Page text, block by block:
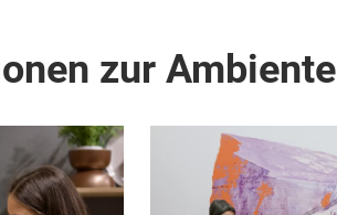
zur Ambiente